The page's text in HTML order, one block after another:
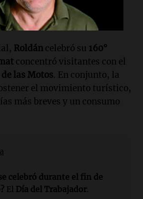
desarrolló una
Roldán celebró su 160°
concentró visitantes con el
las Motos. En conjunto, la
el movimiento turístico,
más breves y un consumo
celebró durante el fin de
El Día del Trabajador.